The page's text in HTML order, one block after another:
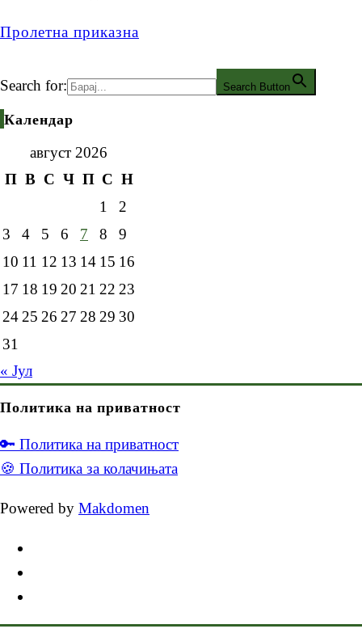
Пролетна приказна
Search for: Search Button
Календар
август 2026
П В С Ч П С Н
1
2
3
4 5 6 7 8
9
10 11 12 13 14 15 16
17 18 19 20 21 22 23
24 25 26 27 28 29 30
31
« Јул
Политика на приватност
🔑 Политика на приватност
🍪 Политика за колачињата
Powered by Makdomen